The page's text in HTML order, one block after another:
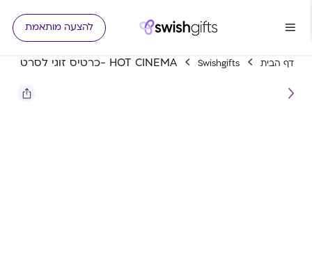
להצעה מותאמת
דף הבית Swishgifts HOT CINEMA -כרטיס זוגי לסרט